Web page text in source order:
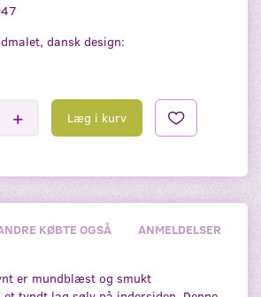
dansk design:
Læg i kurv
KØBTE OGSÅ ANMELDELSER
er mundblæst og smukt